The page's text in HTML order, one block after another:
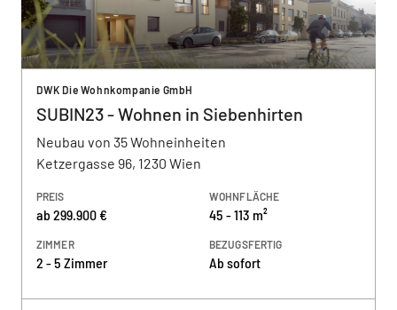
DWK Die Wohnkompanie GmbH
SUBIN23 - Wohnen in Siebenhirten
Neubau von 35 Wohneinheiten
Ketzergasse 96, 1230 Wien
PREIS
ab 299.900 €
WOHNFLÄCHE
45 - 113 m²
ZIMMER
2 - 5 Zimmer
BEZUGSFERTIG
Ab sofort